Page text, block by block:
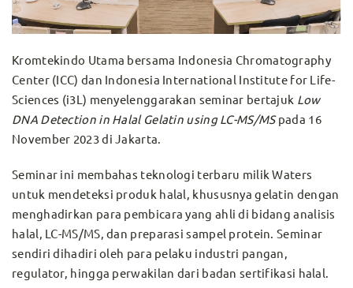
Kromtekindo Utama bersama Indonesia Chromatography
Center (ICC) dan Indonesia International Institute for Life-
Sciences (i3L) menyelenggarakan seminar bertajuk Low
DNA Detection in Halal Gelatin using LC-MS/MSpada 16
November 2023 di Jakarta.
Seminar ini membahas teknologi terbaru milik Waters
untuk mendeteksi produk halal, khususnya gelatin dengan
menghadirkan para pembicara yang ahli di bidang analisis
halal, LC-MS/MS, dan preparasi sampel protein. Seminar
sendiri dihadiri oleh para pelaku industri pangan,
regulator, hingga perwakilan dari badan sertifikasi halal.